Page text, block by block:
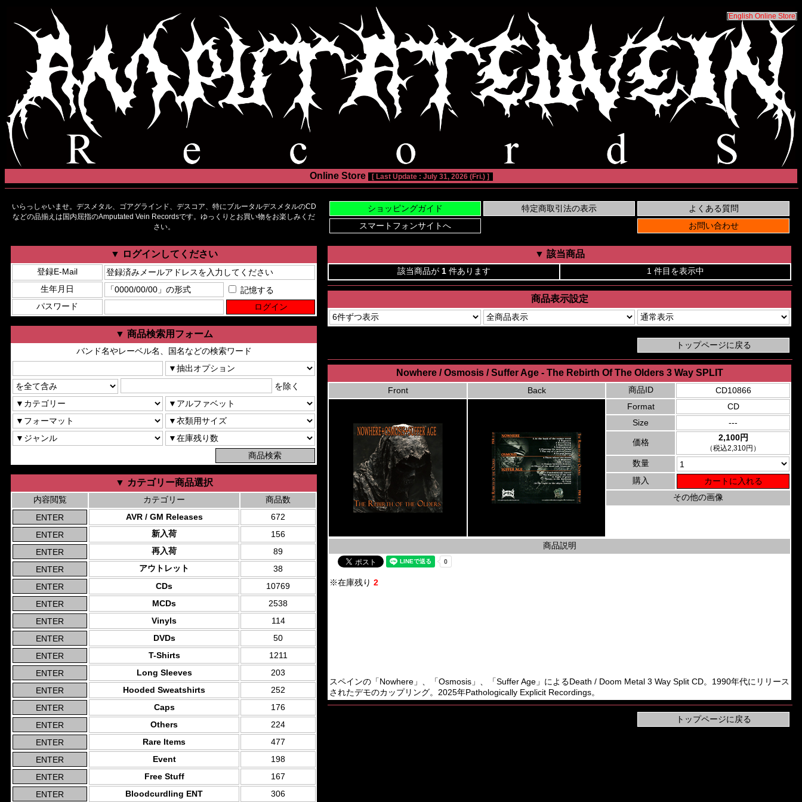
[English Online Store]
Online Store [ Last Update : July 31, 2026 (Fri.) ]
いらっしゃいませ。デスメタル、ゴアグラインド、デスコア、特にブルータルデスメタルのCD
などの品揃えは国内屈指のAmputated Vein Recordsです。ゆっくりとお買い物をお楽しみくだ
さい。
▼ ログインしてください
登録E-Mail
生年月日
記憶する
パスワード
▼ 商品検索用フォーム
バンド名やレーベル名、国名などの検索ワード
を除く
▼ カテゴリー商品選択
内容閲覧 カテゴリー
商品数
AVR / GM Releases
672
新入荷
156
再入荷
89
アウトレット
38
CDs
10769
MCDs
2538
Vinyls
114
DVDs
50
T-Shirts
1211
Long Sleeves
203
Hooded Sweatshirts
252
Caps
176
Others
224
Rare Items
477
Event
198
Free Stuff
167
Bloodcurdling ENT
306
▼ 該当商品
該当商品が 1 件あります 1 件目を表示中
商品表示設定
Nowhere / Osmosis / Suffer Age - The Rebirth Of The Olders 3 Way SPLIT
Front Back 商品ID
CD10866
Format
CD
Size
---
価格 2,100円
（税込2,310円）
数量
購入
その他の画像
商品説明
※在庫残り 2
スペインの「Nowhere」、「Osmosis」、「Suffer Age」によるDeath / Doom Metal 3 Way Split CD。1990年代にリリース
されたデモのカップリング。2025年Pathologically Explicit Recordings。